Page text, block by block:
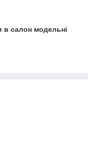
в салон модельні